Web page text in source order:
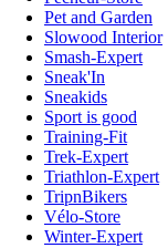
Pet and Garden
Slowood Interior
Smash-Expert
Sneak'In
Sneakids
Sport is good
Training-Fit
Trek-Expert
Triathlon-Expert
TripnBikers
Vélo-Store
Winter-Expert